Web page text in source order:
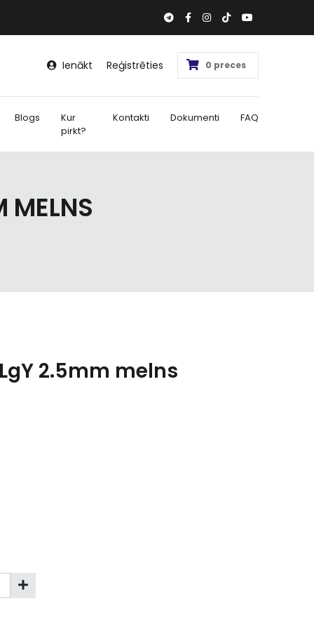
Ienākt Reģistrēties 0 preces
Blogs
Kur
pirkt?
Kontakti Dokumenti FAQ
MELNS
2.5mm melns